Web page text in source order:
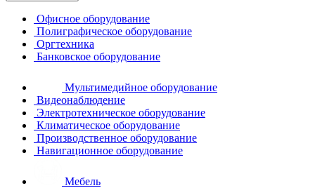
Офисное оборудование
Полиграфическое оборудование
Оргтехника
Банковское оборудование
Мультимедийное оборудование
Видеонаблюдение
Электротехническое оборудование
Климатическое оборудование
Производственное оборудование
Навигационное оборудование
Мебель